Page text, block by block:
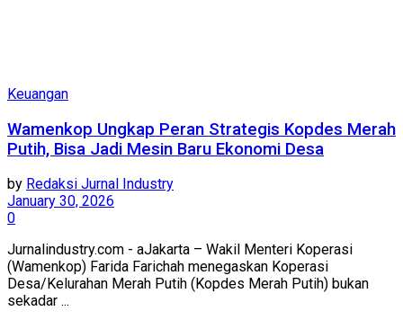
Keuangan
Wamenkop Ungkap Peran Strategis Kopdes Merah
Putih, Bisa Jadi Mesin Baru Ekonomi Desa
by Redaksi Jurnal Industry
January 30, 2026
0
Jurnalindustry.com - aJakarta – Wakil Menteri Koperasi
(Wamenkop) Farida Farichah menegaskan Koperasi
Desa/Kelurahan Merah Putih (Kopdes Merah Putih) bukan
sekadar ...